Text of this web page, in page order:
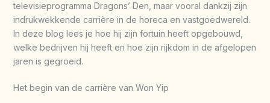
televisieprogramma Dragons’ Den, maar vooral dankzij zijn
indrukwekkende carrière in de horeca en vastgoedwereld.
In deze blog lees je hoe hij zijn fortuin heeft opgebouwd,
welke bedrijven hij heeft en hoe zijn rijkdom in de afgelopen
jaren is gegroeid.
Het begin van de carrière van Won Yip